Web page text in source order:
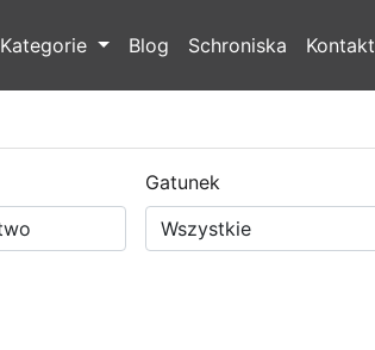
Kategorie Blog Schroniska Kontakt
Gatunek